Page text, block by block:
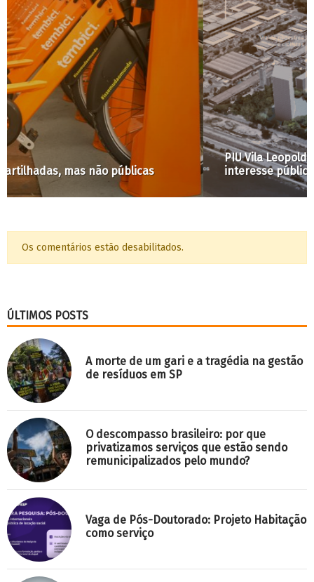
PIU Vila Leopoldina: participação popular e
interesse público estão em risco
Os comentários estão desabilitados.
ÚLTIMOS POSTS
A morte de um gari e a tragédia na gestão
de resíduos em SP
O descompasso brasileiro: por que
privatizamos serviços que estão sendo
remunicipalizados pelo mundo?
Vaga de Pós-Doutorado: Projeto Habitação
como serviço